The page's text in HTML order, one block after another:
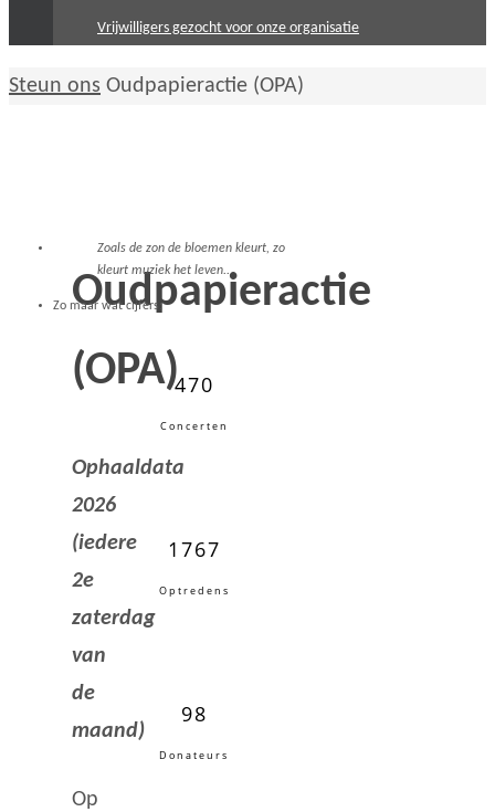
Vrijwilligers gezocht voor onze organisatie
Home
Steun ons Oudpapieractie (OPA)
Oudpapieractie
(OPA)
Ophaaldata
2026
(iedere
2e
zaterdag
van
de
maand)
Op
Zoals de zon de bloemen kleurt, zo
kleurt muziek het leven..
Zo maar wat cijfers:
470
Concerten
1767
Optredens
98
Donateurs